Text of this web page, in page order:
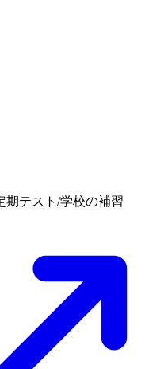
期テスト/学校の補習